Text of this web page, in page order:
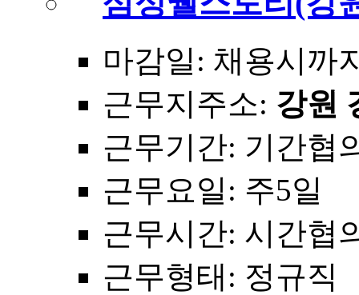
마감일 : 채용시까
근무지주소: 강원
근무기간: 기간협
근무요일 : 주5일
근무시간: 시간협
근무형태: 정규직